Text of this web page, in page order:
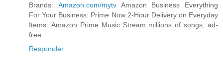
Brands: Amazon.com/mytvAmazon Business Everything
For Your Business: Prime Now 2-Hour Delivery on Everyday
Items: Amazon Prime Music Stream millions of songs, ad-
free.
Responder